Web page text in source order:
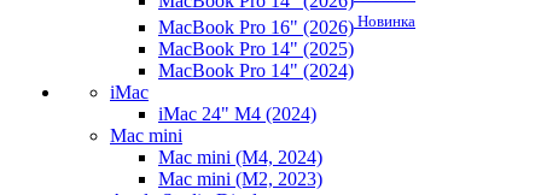
MacBook Pro 16" (2026) Новинка
MacBook Pro 14" (2025)
MacBook Pro 14" (2024)
iMac
iMac 24" M4 (2024)
Mac mini
Mac mini (M4, 2024)
Mac mini (M2, 2023)